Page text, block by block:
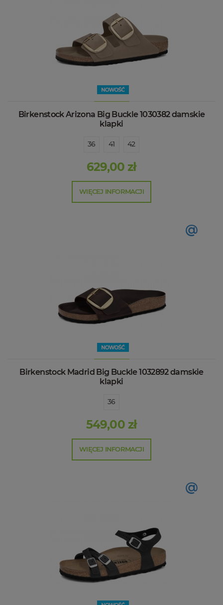
Birkenstock Arizona Big Buckle 1030382 damskie
klapki
36 41 42
629,00 zł
WIĘCEJ INFORMACJI
@
Birkenstock Madrid Big Buckle 1032892 damskie
klapki
36
549,00 zł
WIĘCEJ INFORMACJI
@